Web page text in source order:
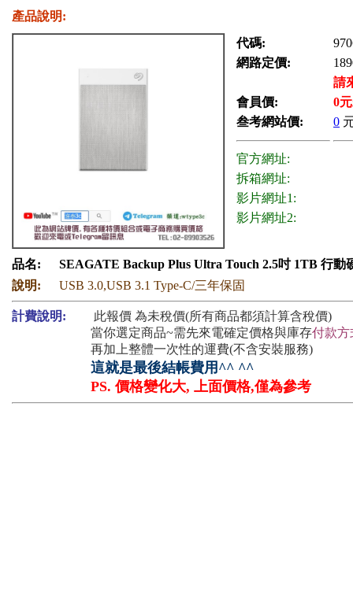
產品說明:
代碼:
網路定價:
請
會員價:
0
叁考網站價:
0
官方網址:
拆箱網址:
影片網址1:
影片網址2:
品名:
SEAGATE Backup Plus Ultra Touch 2.5吋 1TB 行動
說明:
USB 3.0,USB 3.1 Type-C/三年保固
計費說明:
此報價 為未稅價(所有商品都須計算含稅價)
當你選定商品~需先來電確定價格與庫存付款方
再加上整體一次性的運費(不含安裝服務)
這就是最後結帳費用^^ ^^
PS. 價格變化大, 上面價格,僅為參考